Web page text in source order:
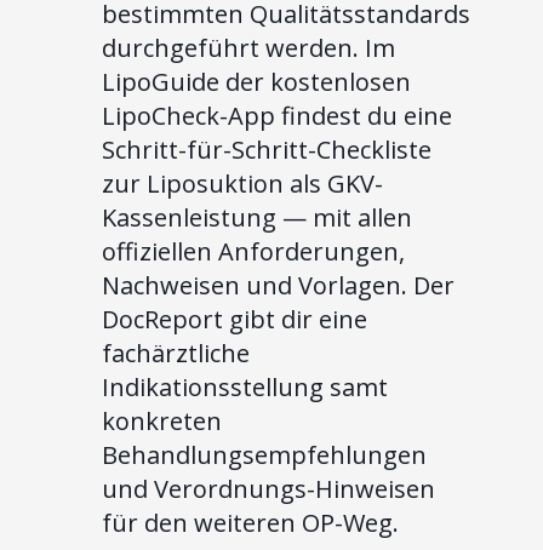
bestimmten Qualitätsstandards
durchgeführt werden. Im
LipoGuide der kostenlosen
LipoCheck-App findest du eine
Schritt-für-Schritt-Checkliste
zur Liposuktion als GKV-
Kassenleistung — mit allen
offiziellen Anforderungen,
Nachweisen und Vorlagen. Der
DocReport gibt dir eine
fachärztliche
Indikationsstellung samt
konkreten
Behandlungsempfehlungen
und Verordnungs-Hinweisen
für den weiteren OP-Weg.